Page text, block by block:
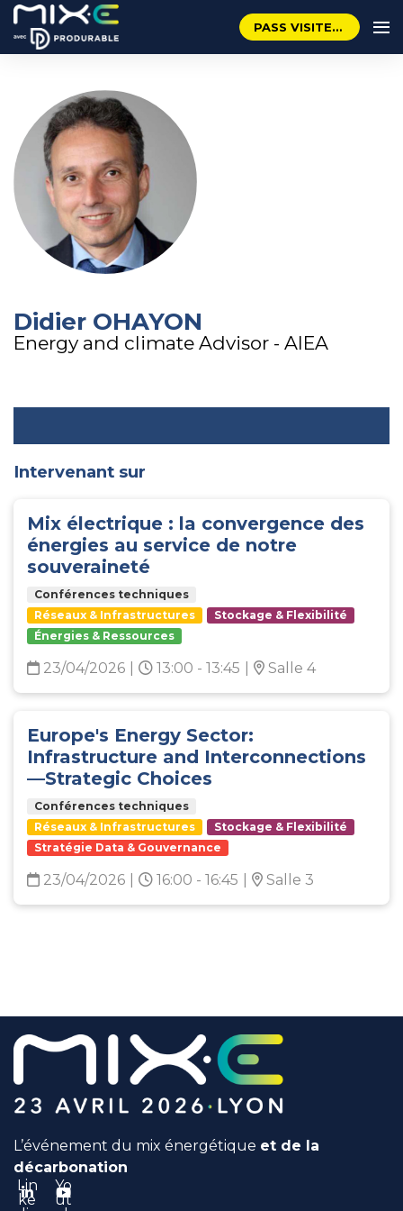
PASS VISITEUR GRATUIT
Didier OHAYON
Energy and climate Advisor - AIEA
Intervenant sur
Mix électrique : la convergence des
énergies au service de notre
souveraineté
Conférences techniques
Réseaux & Infrastructures
Stockage & Flexibilité
Énergies & Ressources
23/04/2026 13:00 - 13:45 Salle 4
Europe's Energy Sector:
Infrastructure and Interconnections
—Strategic Choices
Conférences techniques
Réseaux & Infrastructures
Stockage & Flexibilité
Stratégie Data & Gouvernance
23/04/2026 16:00 - 16:45 Salle 3
L’événement du mix énergétique et de la
décarbonation
Lin
ke
Yo
ut